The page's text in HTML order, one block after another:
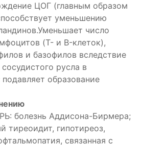
ЦОГ (главным образом
уменьшению
число
(T- и B-клеток),
и базофилов вследствие
русла в
образование
болезнь Аддисона-Бирмера;
тиреоидит, гипотиреоз,
связанная с